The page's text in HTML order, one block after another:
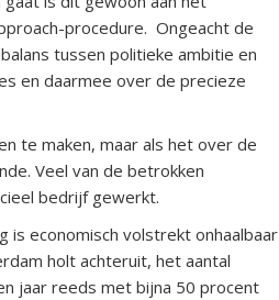
procedure. Ongeacht de
tussen politieke ambitie en
en daarmee over de precieze
te maken, maar als het over de
Veel van de betrokken
bedrijf gewerkt.
is economisch volstrekt onhaalbaar
holt achteruit, het aantal
jaar reeds met bijna 50 procent